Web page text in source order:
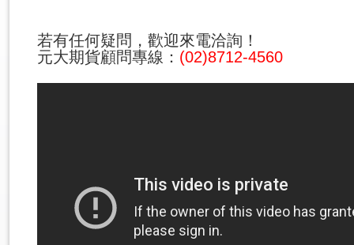
若有任何疑問，歡迎來電洽詢！
元大期貨顧問專線： (02)8712-4560